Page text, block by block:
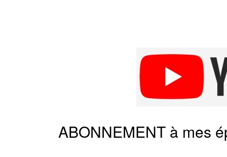
ABONNEMENT à mes